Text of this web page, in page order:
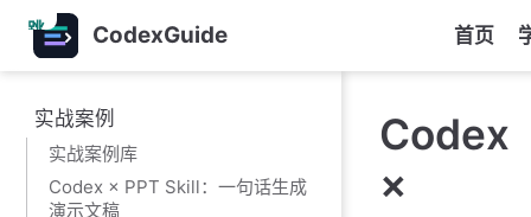
跳
至
主
要
內
CodexGuide 首页
实战案例
实战案例库
Codex × PPT Skill：一句话生成
演示文稿
Codex
×